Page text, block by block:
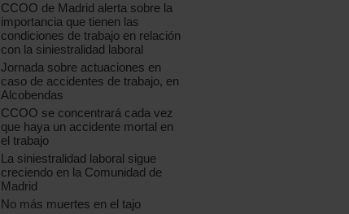
CCOO de Madrid alerta sobre la
importancia que tienen las
condiciones de trabajo en relación
con la siniestralidad laboral
Jornada sobre actuaciones en
caso de accidentes de trabajo, en
Alcobendas
CCOO se concentrará cada vez
que haya un accidente mortal en
el trabajo
La siniestralidad laboral sigue
creciendo en la Comunidad de
Madrid
No más muertes en el tajo